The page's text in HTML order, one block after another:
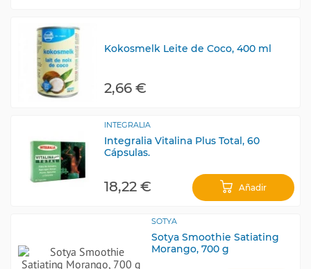
Kokosmelk Leite de Coco, 400 ml
2,66 €
INTEGRALIA
Integralia Vitalina Plus Total, 60
Cápsulas.
18,22 € Añadir
SOTYA
Sotya Smoothie Satiating
Morango, 700 g